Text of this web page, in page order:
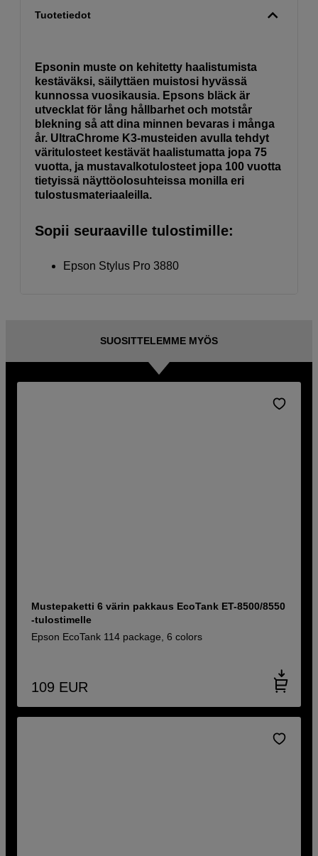
Tuotetiedot
Epsonin muste on kehitetty haalistumista
kestäväksi, säilyttäen muistosi hyvässä
kunnossa vuosikausia. Epsons bläck är
utvecklat för lång hållbarhet och motstår
blekning så att dina minnen bevaras i många
år. UltraChrome K3-musteiden avulla tehdyt
väritulosteet kestävät haalistumatta jopa 75
vuotta, ja mustavalkotulosteet jopa 100 vuotta
tietyissä näyttöolosuhteissa monilla eri
tulostusmateriaaleilla.
Sopii seuraaville tulostimille:
Epson Stylus Pro 3880
SUOSITTELEMME MYÖS
Mustepaketti 6 värin pakkaus EcoTank ET-8500/8550
-tulostimelle
Epson EcoTank 114 package, 6 colors
109 EUR